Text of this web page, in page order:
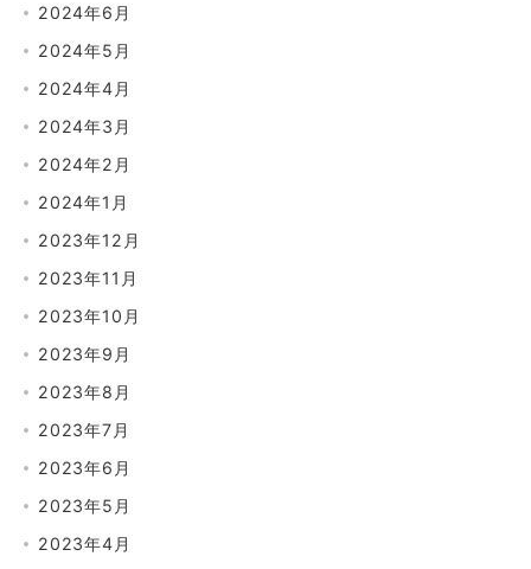
2024年6月
2024年5月
2024年4月
2024年3月
2024年2月
2024年1月
2023年12月
2023年11月
2023年10月
2023年9月
2023年8月
2023年7月
2023年6月
2023年5月
2023年4月